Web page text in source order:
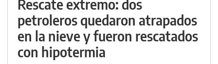
Rescate extremo: dos
petroleros quedaron atrapados
en la nieve y fueron rescatados
con hipotermia